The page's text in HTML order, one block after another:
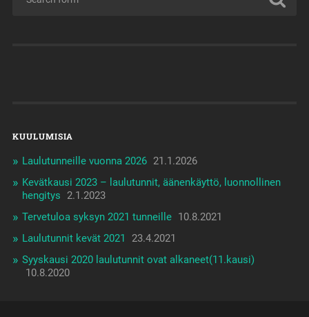
KUULUMISIA
Laulutunneille vuonna 2026 21.1.2026
Kevätkausi 2023 – laulutunnit, äänenkäyttö, luonnollinen
hengitys
2.1.2023
Tervetuloa syksyn 2021 tunneille 10.8.2021
Laulutunnit kevät 2021
23.4.2021
Syyskausi 2020 laulutunnit ovat alkaneet(11.kausi)
10.8.2020